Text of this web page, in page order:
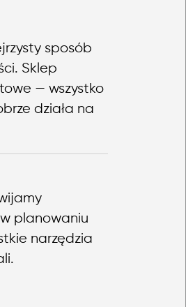
sposób
Sklep
— wszystko
działa na
planowaniu
narzędzia